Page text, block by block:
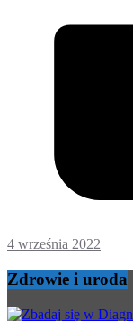
4 września 2022
Zdrowie i uroda